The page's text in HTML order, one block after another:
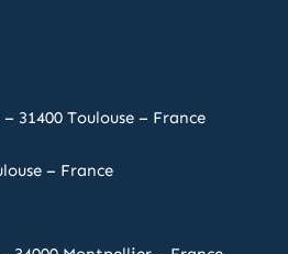
31400 Toulouse – France
– France